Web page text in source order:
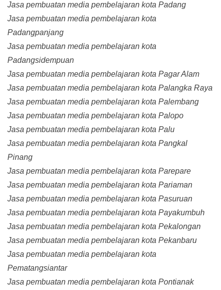
Jasa pembuatan media pembelajaran kota Padang
Jasa pembuatan media pembelajaran kota
Padangpanjang
Jasa pembuatan media pembelajaran kota
Padangsidempuan
Jasa pembuatan media pembelajaran kota Pagar Alam
Jasa pembuatan media pembelajaran kota Palangka Raya
Jasa pembuatan media pembelajaran kota Palembang
Jasa pembuatan media pembelajaran kota Palopo
Jasa pembuatan media pembelajaran kota Palu
Jasa pembuatan media pembelajaran kota Pangkal
Pinang
Jasa pembuatan media pembelajaran kota Parepare
Jasa pembuatan media pembelajaran kota Pariaman
Jasa pembuatan media pembelajaran kota Pasuruan
Jasa pembuatan media pembelajaran kota Payakumbuh
Jasa pembuatan media pembelajaran kota Pekalongan
Jasa pembuatan media pembelajaran kota Pekanbaru
Jasa pembuatan media pembelajaran kota
Pematangsiantar
Jasa pembuatan media pembelajaran kota Pontianak